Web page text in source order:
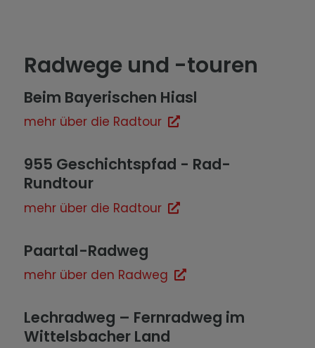
Radwege und -touren
Beim Bayerischen Hiasl
mehr über die Radtour
955 Geschichtspfad - Rad-
Rundtour
mehr über die Radtour
Paartal-Radweg
mehr über den Radweg
Lechradweg – Fernradweg im
Wittelsbacher Land